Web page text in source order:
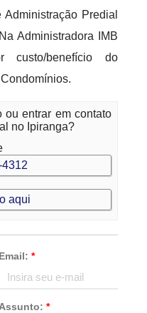
Predial
Administradora IMB
custo/benefício do
ou entrar em contato
no Ipiranga?
4312
aqui
Email: *
Assunto: *